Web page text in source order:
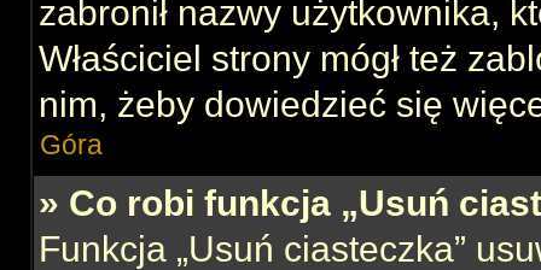
zabronił nazwy użytkownika,
Właściciel strony mógł też
nim, żeby dowiedzieć się
Góra
» Co robi funkcja „Usuń
Funkcja „Usuń ciasteczka”